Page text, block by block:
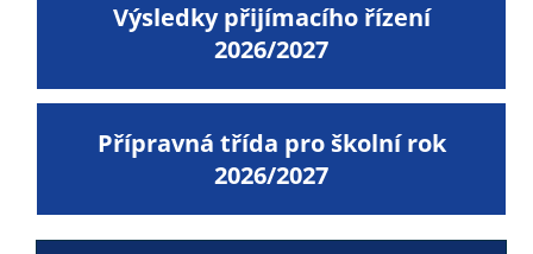
Výsledky přijímacího řízení
2026/2027
Přípravná třída pro školní rok
2026/2027